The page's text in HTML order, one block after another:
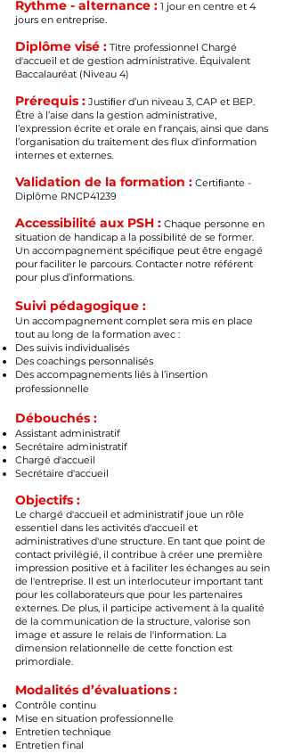
Rythme - alternance : 1 jour en centre et 4
jours en entreprise.
Diplôme visé : Titre professionnel Chargé
d'accueil et de gestion administrative. Équivalent
Baccalauréat (Niveau 4)
Prérequis : Justiﬁer d’un niveau 3, CAP et BEP.
Être à l’aise dans la gestion administrative,
l’expression écrite et orale en français, ainsi que dans
l’organisation du traitement des flux d'information
internes et externes.
Validation de la formation : Certiﬁante -
Diplôme RNCP41239
Accessibilité aux PSH : Chaque personne en
situation de handicap a la possibilité de se former.
Un accompagnement spéciﬁque peut être engagé
pour faciliter le parcours. Contacter notre référent
pour plus d’informations.
Suivi pédagogique :
Un accompagnement complet sera mis en place
tout au long de la formation avec :
Des suivis individualisés
Des coachings personnalisés
Des accompagnements liés à l’insertion
professionnelle
Débouchés :
Assistant administratif
Secrétaire administratif
Chargé d'accueil
Secrétaire d'accueil
Objectifs :
Le chargé d'accueil et administratif joue un rôle
essentiel dans les activités d'accueil et
administratives d'une structure. En tant que point de
contact privilégié, il contribue à créer une première
impression positive et à faciliter les échanges au sein
de l'entreprise. Il est un interlocuteur important tant
pour les collaborateurs que pour les partenaires
externes. De plus, il participe activement à la qualité
de la communication de la structure, valorise son
image et assure le relais de l'information. La
dimension relationnelle de cette fonction est
primordiale.
Modalités d’évaluations :
Contrôle continu
Mise en situation professionnelle
Entretien technique
Entretien final